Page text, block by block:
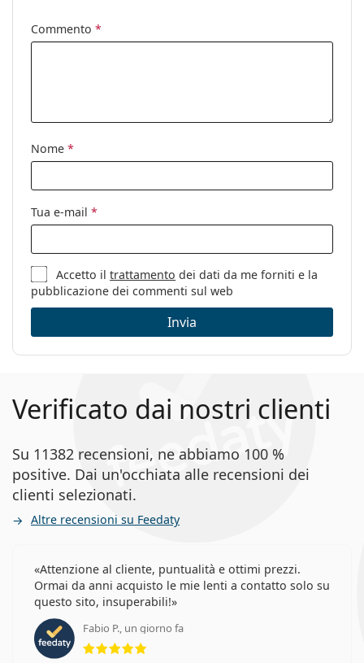
Marca:
Versace
Commento *
Nome *
Tua e-mail *
Accetto iltrattamento dei dati da me forniti e la
pubblicazione dei commenti sul web
Invia
Verificato dai nostri clienti
Su 11382 recensioni, ne abbiamo 100 %
positive. Dai un'occhiata alle recensioni dei
clienti selezionati.
Altre recensioni su Feedaty
Attenzione al cliente, puntualità e ottimi prezzi.
Ormai da anni acquisto le mie lenti a contatto solo su
questo sito, insuperabili!
Fabio P., un giorno fa